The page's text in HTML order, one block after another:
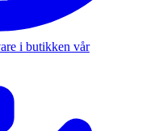
i butikken vår